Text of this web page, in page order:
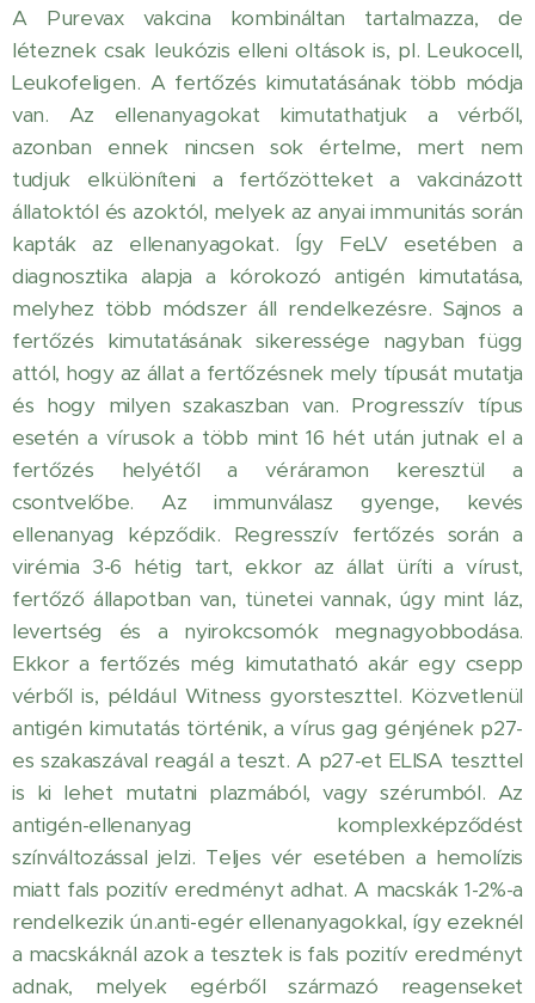
A Purevax vakcina kombináltan tartalmazza, de
léteznek csak leukózis elleni oltások is, pl. Leukocell,
Leukofeligen. A fertőzés kimutatásának több módja
van. Az ellenanyagokat kimutathatjuk a vérből,
azonban ennek nincsen sok értelme, mert nem
tudjuk elkülöníteni a fertőzötteket a vakcinázott
állatoktól és azoktól, melyek az anyai immunitás során
kapták az ellenanyagokat. Így FeLV esetében a
diagnosztika alapja a kórokozó antigén kimutatása,
melyhez több módszer áll rendelkezésre. Sajnos a
fertőzés kimutatásának sikeressége nagyban függ
attól, hogy az állat a fertőzésnek mely típusát mutatja
és hogy milyen szakaszban van. Progresszív típus
esetén a vírusok a több mint 16 hét után jutnak el a
fertőzés helyétől a véráramon keresztül a
csontvelőbe. Az immunválasz gyenge, kevés
ellenanyag képződik. Regresszív fertőzés során a
virémia 3-6 hétig tart, ekkor az állat üríti a vírust,
fertőző állapotban van, tünetei vannak, úgy mint láz,
levertség és a nyirokcsomók megnagyobbodása.
Ekkor a fertőzés még kimutatható akár egy csepp
vérből is, például Witness gyorsteszttel. Közvetlenül
antigén kimutatás történik, a vírus gag génjének p27-
es szakaszával reagál a teszt. A p27-et ELISA teszttel
is ki lehet mutatni plazmából, vagy szérumból. Az
antigén-ellenanyag komplexképződést
színváltozással jelzi. Teljes vér esetében a hemolízis
miatt fals pozitív eredményt adhat. A macskák 1-2%-a
rendelkezik ún.anti-egér ellenanyagokkal, így ezeknél
a macskáknál azok a tesztek is fals pozitív eredményt
adnak, melyek egérből származó reagenseket